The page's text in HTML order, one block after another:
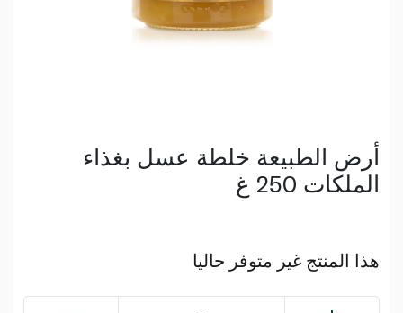
أرض الطبيعة خلطة عسل بغذاء
الملكات 250 غ
هذا المنتج غير متوفر حاليا